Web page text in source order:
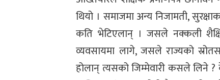
थियो । समाजमा अन्य निजामती,
कति भेटिएलान् । जसले नक्कली
व्यवसायमा लागे, जसले राज्यको
होलान् त्यसको जिम्मेवारी कसले लिने ?